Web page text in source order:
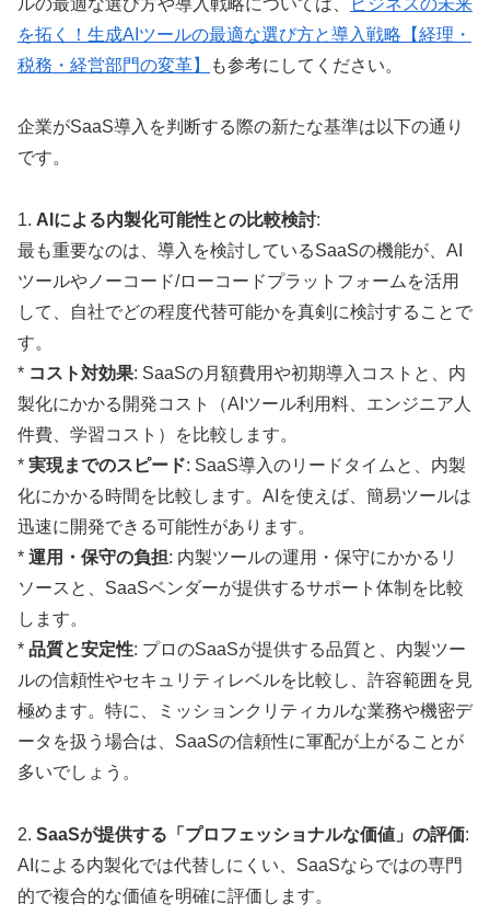
を拓く！生成AIツールの最適な選び方と導入戦略【経理・
税務・経営部門の変革】
も参考にしてください。
企業がSaaS導入を判断する際の新たな基準は以下の通り
です。
1. AIによる内製化可能性との比較検討:
最も重要なのは、導入を検討しているSaaSの機能が、AI
ツールやノーコード/ローコードプラットフォームを活用
して、自社でどの程度代替可能かを真剣に検討することで
す。
* コスト対効果: SaaSの月額費用や初期導入コストと、内
製化にかかる開発コスト（AIツール利用料、エンジニア人
件費、学習コスト）を比較します。
* 実現までのスピード: SaaS導入のリードタイムと、内製
化にかかる時間を比較します。AIを使えば、簡易ツールは
迅速に開発できる可能性があります。
* 運用・保守の負担: 内製ツールの運用・保守にかかるリ
ソースと、SaaSベンダーが提供するサポート体制を比較
します。
* 品質と安定性: プロのSaaSが提供する品質と、内製ツー
ルの信頼性やセキュリティレベルを比較し、許容範囲を見
極めます。特に、ミッションクリティカルな業務や機密デ
ータを扱う場合は、SaaSの信頼性に軍配が上がることが
多いでしょう。
2. SaaSが提供する「プロフェッショナルな価値」の評価:
AIによる内製化では代替しにくい、SaaSならではの専門
的で複合的な価値を明確に評価します。